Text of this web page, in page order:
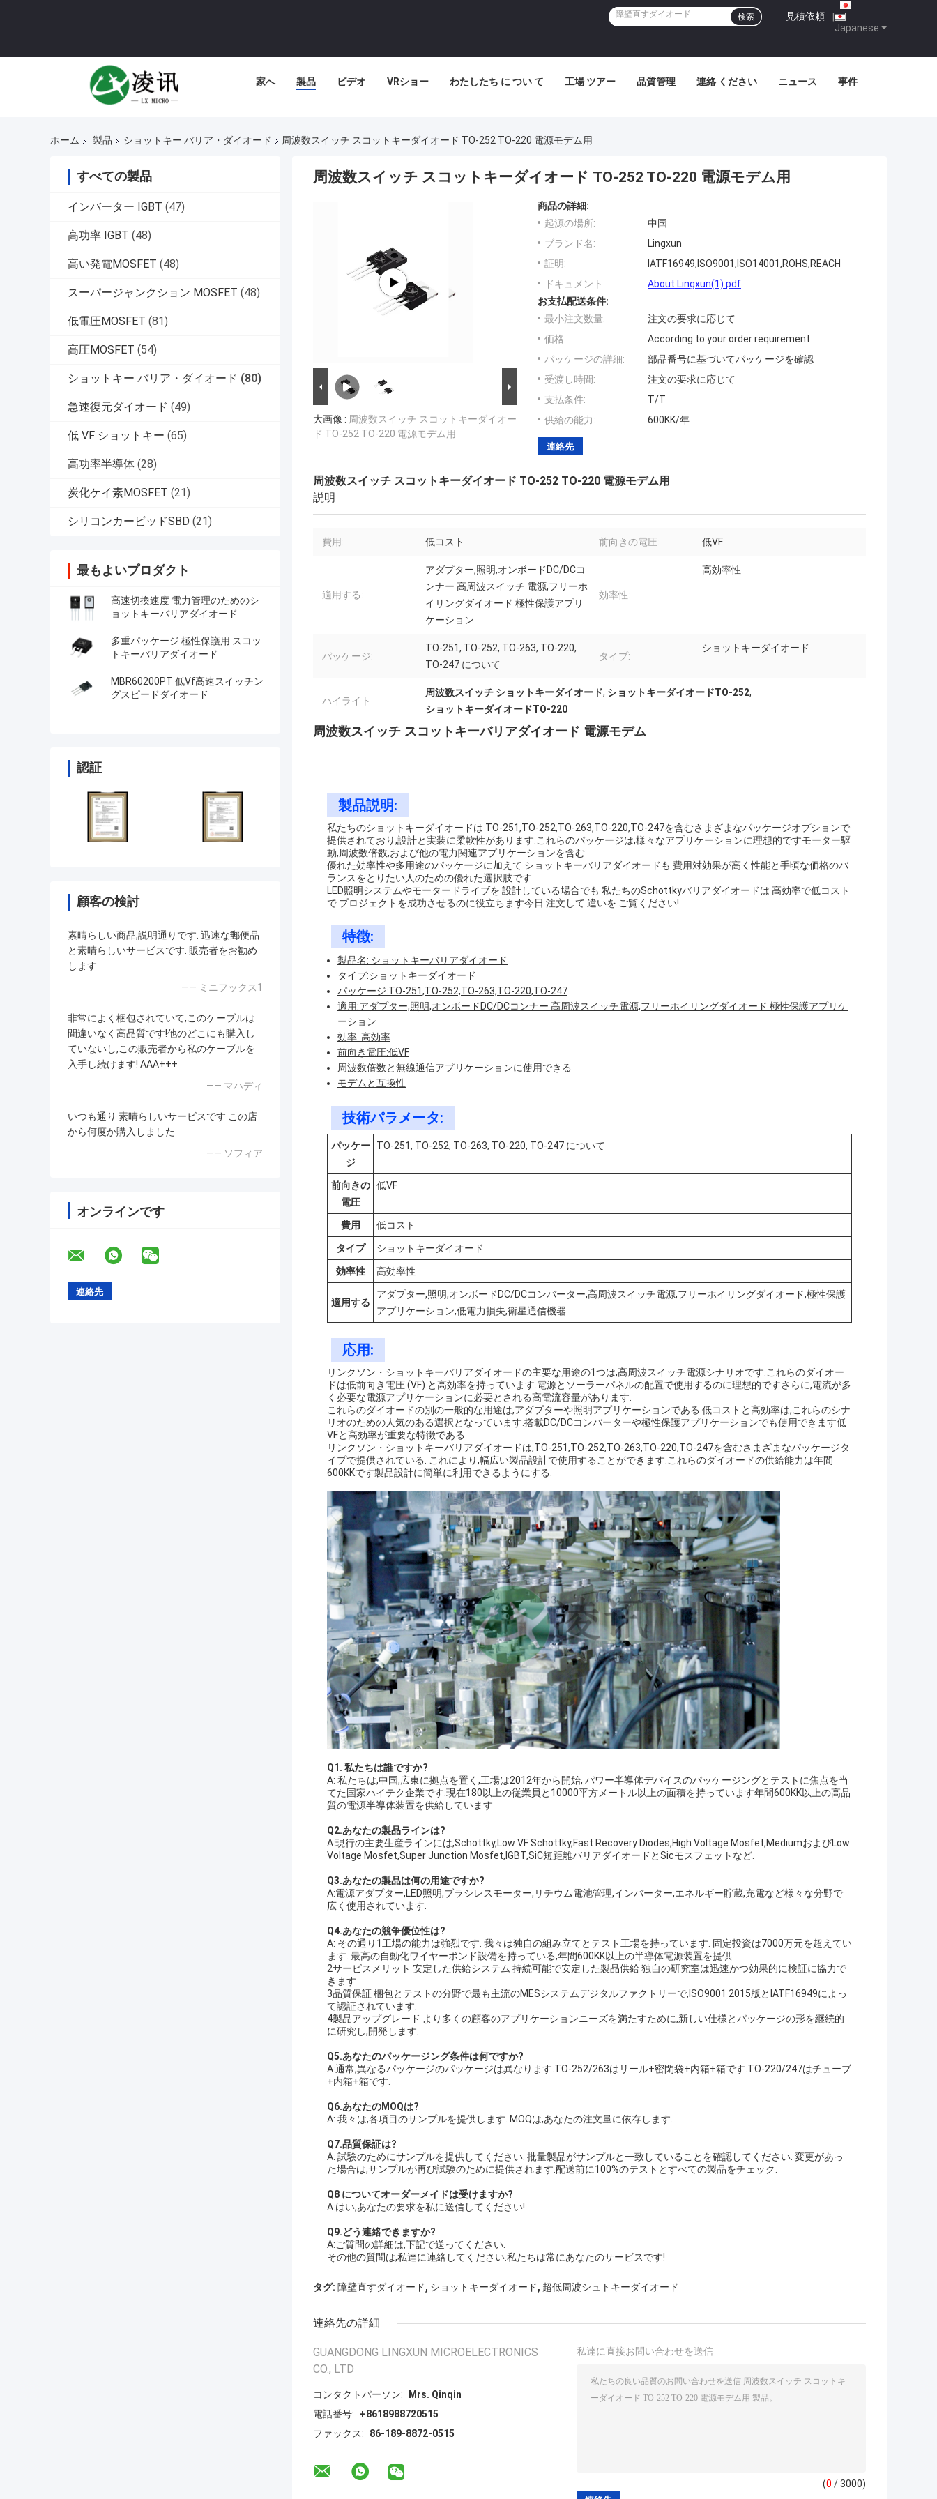
Japanese
見積依頼 |
検索
家へ 製品 ビデオ VRショー わたしたち に つい て 工場 ツアー 品質管理 連絡 ください ニュース 事件
ホーム 製品 ショットキー バリア・ダイオード 周波数スイッチ スコットキーダイオード TO-252 TO-220 電源モデム用
すべての製品
インバーター IGBT (47)
高功率 IGBT (48)
高い発電MOSFET (48)
スーパージャンクション MOSFET (48)
低電圧MOSFET (81)
高圧MOSFET (54)
ショットキー バリア・ダイオード (80)
急速復元ダイオード (49)
低 VF ショットキー (65)
高功率半導体 (28)
炭化ケイ素MOSFET (21)
シリコンカービッドSBD (21)
最もよいプロダクト
高速切換速度 電力管理のためのシ
ョットキーバリアダイオード
多重パッケージ 極性保護用 スコッ
トキーバリアダイオード
MBR60200PT 低Vf高速スイッチン
グスピードダイオード
認証
顧客の検討
素晴らしい商品,説明通りです. 迅速な郵便品
と素晴らしいサービスです. 販売者をお勧め
します.
—— ミニフックス1
非常によく梱包されていて,このケーブルは
間違いなく高品質です!他のどこにも購入し
ていないし,この販売者から私のケーブルを
入手し続けます! AAA+++
—— マハディ
いつも通り 素晴らしいサービスです この店
から何度か購入しました
—— ソフィア
オンラインです
周波数スイッチ スコットキーダイオード TO-252 TO-220 電源モデム用
大画像 : 周波数スイッチ スコットキーダイオー
ド TO-252 TO-220 電源モデム用
商品の詳細:
起源の場所:
中国
ブランド名:
Lingxun
証明:
IATF16949,ISO9001,ISO14001,ROHS,REACH
ドキュメント:
About Lingxun(1).pdf
お支払配送条件:
最小注文数量:
注文の要求に応じて
価格:
According to your order requirement
パッケージの詳細:
部品番号に基づいてパッケージを確認
受渡し時間:
注文の要求に応じて
支払条件:
T/T
供給の能力:
600KK/年
連絡先
周波数スイッチ スコットキーダイオード TO-252 TO-220 電源モデム用
説明
費用: 低コスト 前向きの電圧: 低VF
適用する:
アダプター,照明,オンボードDC/DCコ
ンナー 高周波スイッチ 電源,フリーホ
イリングダイオード 極性保護アプリ
ケーション
効率性:
高効率性
パッケージ:
TO-251, TO-252, TO-263, TO-220,
TO-247 について
タイプ:
ショットキーダイオード
ハイライト:
周波数スイッチ ショットキーダイオード, ショットキーダイオードTO-252,
ショットキーダイオードTO-220
周波数スイッチ スコットキーバリアダイオード 電源モデム
製品説明:
私たちのショットキーダイオードは TO-251,TO-252,TO-263,TO-220,TO-247を含むさまざまなパッケージオプションで
提供されており,設計と実装に柔軟性があります.これらのパッケージは,様々なアプリケーションに理想的ですモーター駆
動,周波数倍数,および他の電力関連アプリケーションを含む.
優れた効率性や多用途のパッケージに加えて ショットキーバリアダイオードも 費用対効果が高く性能と手頃な価格のバ
ランスをとりたい人のための優れた選択肢です.
LED照明システムやモータードライブを 設計している場合でも 私たちのSchottkyバリアダイオードは 高効率で低コスト
で プロジェクトを成功させるのに役立ちます今日 注文して 違いを ご覧ください!
特徴:
製品名: ショットキーバリアダイオード
タイプ:ショットキーダイオード
パッケージ:TO-251,TO-252,TO-263,TO-220,TO-247
適用:アダプター,照明,オンボードDC/DCコンナー 高周波スイッチ電源,フリーホイリングダイオード 極性保護アプリケ
ーション
効率: 高効率
前向き電圧:低VF
周波数倍数と無線通信アプリケーションに使用できる
モデムと互換性
技術パラメータ:
パッケー
ジ
TO-251, TO-252, TO-263, TO-220, TO-247 について
前向きの
電圧
低VF
費用 低コスト
タイプ ショットキーダイオード
効率性 高効率性
適用する
アダプター,照明,オンボードDC/DCコンバーター,高周波スイッチ電源,フリーホイリングダイオード,極性保護
アプリケーション,低電力損失,衛星通信機器
応用:
リンクソン・ショットキーバリアダイオードの主要な用途の1つは,高周波スイッチ電源シナリオです.これらのダイオー
ドは低前向き電圧 (VF) と高効率を持っています.電源とソーラーパネルの配置で使用するのに理想的ですさらに,電流が多
く必要な電源アプリケーションに必要とされる高電流容量があります.
これらのダイオードの別の一般的な用途は,アダプターや照明アプリケーションである.低コストと高効率は,これらのシナ
リオのための人気のある選択となっています.搭載DC/DCコンバーターや極性保護アプリケーションでも使用できます低
VFと高効率が重要な特徴である.
リンクソン・ショットキーバリアダイオードは,TO-251,TO-252,TO-263,TO-220,TO-247を含むさまざまなパッケージタ
イプで提供されている. これにより,幅広い製品設計で使用することができます.これらのダイオードの供給能力は年間
600KKです製品設計に簡単に利用できるようにする.
Q1. 私たちは誰ですか?
A: 私たちは,中国,広東に拠点を置く,工場は2012年から開始, パワー半導体デバイスのパッケージングとテストに焦点を当
てた国家ハイテク企業です.現在180以上の従業員と10000平方メートル以上の面積を持っています年間600KK以上の高品
質の電源半導体装置を供給しています
Q2.あなたの製品ラインは?
A:現行の主要生産ラインには,Schottky,Low VF Schottky,Fast Recovery Diodes,High Voltage Mosfet,MediumおよびLow
Voltage Mosfet,Super Junction Mosfet,IGBT,SiC短距離バリアダイオードとSicモスフェットなど.
Q3.あなたの製品は何の用途ですか?
A:電源アダプター,LED照明,ブラシレスモーター,リチウム電池管理,インバーター,エネルギー貯蔵,充電など様々な分野で
広く使用されています.
Q4.あなたの競争優位性は?
A: その通り1工場の能力は強烈です. 我々は独自の組み立てとテスト工場を持っています. 固定投資は7000万元を超えてい
ます. 最高の自動化ワイヤーボンド設備を持っている,年間600KK以上の半導体電源装置を提供.
2サービスメリット 安定した供給システム 持続可能で安定した製品供給 独自の研究室は迅速かつ効果的に検証に協力で
きます
3品質保証 梱包とテストの分野で最も主流のMESシステムデジタルファクトリーで,ISO9001 2015版とIATF16949によっ
て認証されています.
4製品アップグレード より多くの顧客のアプリケーションニーズを満たすために,新しい仕様とパッケージの形を継続的
に研究し,開発します.
Q5.あなたのパッケージング条件は何ですか?
A:通常,異なるパッケージのパッケージは異なります.TO-252/263はリール+密閉袋+内箱+箱です.TO-220/247はチューブ
+内箱+箱です.
Q6.あなたのMOQは?
A: 我々は,各項目のサンプルを提供します. MOQは,あなたの注文量に依存します.
Q7.品質保証は?
A: 試験のためにサンプルを提供してください. 批量製品がサンプルと一致していることを確認してください. 変更があっ
た場合は,サンプルが再び試験のために提供されます.配送前に100%のテストとすべての製品をチェック.
Q8 についてオーダーメイドは受けますか?
A:はい,あなたの要求を私に送信してください!
Q9.どう連絡できますか?
A:ご質問の詳細は,下記で送ってください.
その他の質問は,私達に連絡してください.私たちは常にあなたのサービスです!
タグ: 障壁直すダイオード, ショットキーダイオード, 超低周波シュトキーダイオード
連絡先の詳細
GUANGDONG LINGXUN MICROELECTRONICS
CO., LTD
コンタクトパーソン:
Mrs. Qinqin
電話番号:
+8618988720515
ファックス:
86-189-8872-0515
私達に直接お問い合わせを送信
(0 / 3000)